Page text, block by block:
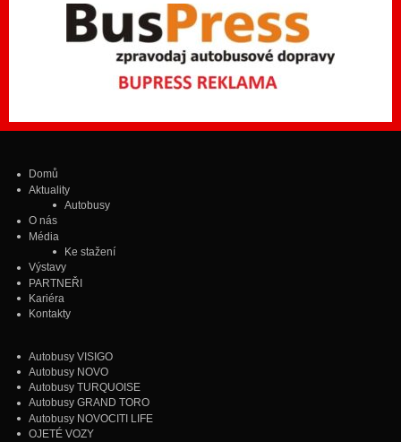
Domů
Aktuality
Autobusy
O nás
Média
Ke stažení
Výstavy
PARTNEŘI
Kariéra
Kontakty
Autobusy VISIGO
Autobusy NOVO
Autobusy TURQUOISE
Autobusy GRAND TORO
Autobusy NOVOCITI LIFE
OJETÉ VOZY